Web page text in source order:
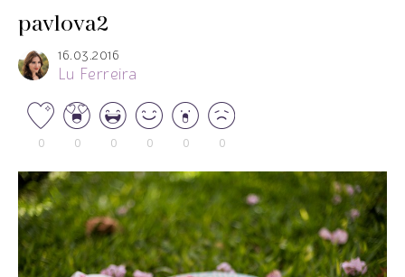
pavlova2
16.03.2016
Lu Ferreira
0 0 0 0 0 0